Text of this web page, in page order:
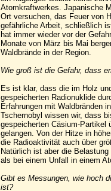
Atomkraftwerkes. Japanische
Ort versuchen, das Feuer von
gefährliche Arbeit, schließlich
hat immer wieder vor der
Monate von März bis Mai
Waldbrände in der Region.
Wie groß ist die Gefahr, dass
Es ist klar, dass die im Holz
gespeicherten Radionuklide
Erfahrungen mit Waldbränden
Tschernobyl wissen wir, dass
gespeicherten Cäsium-Partikel
gelangen. Von der Hitze in
die Radioaktivität auch über
Natürlich ist aber die
als bei einem Unfall in einem
Gibt es Messungen, wie hoch
ist?